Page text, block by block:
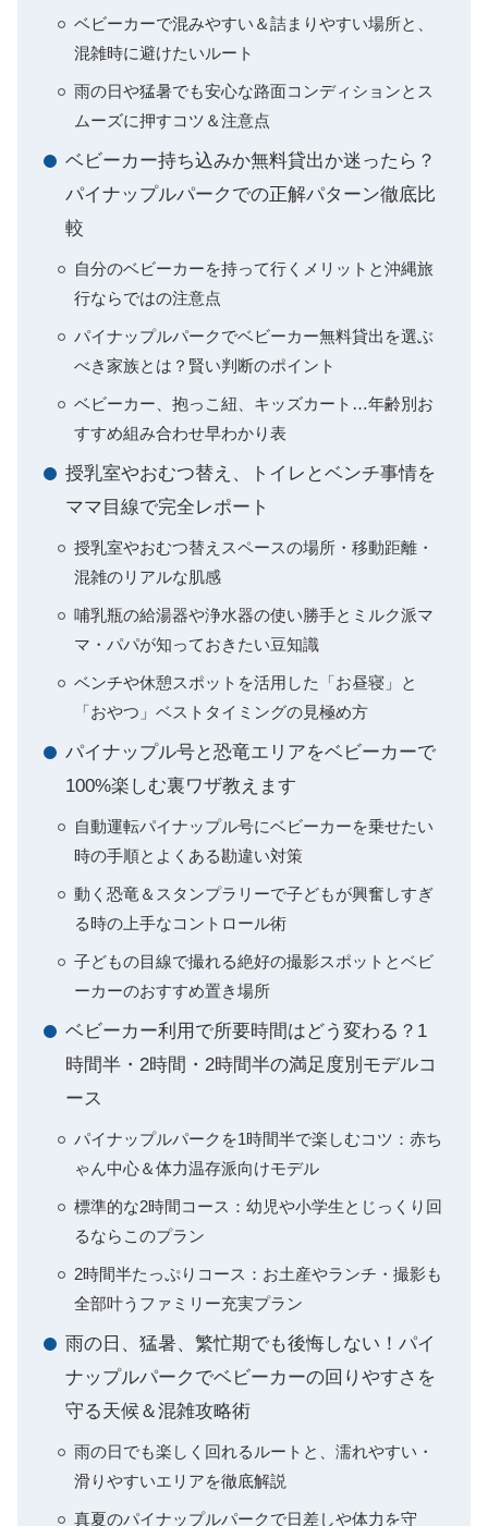
ベビーカーで混みやすい＆詰まりやすい場所と、
混雑時に避けたいルート
雨の日や猛暑でも安心な路面コンディションとス
ムーズに押すコツ＆注意点
ベビーカー持ち込みか無料貸出か迷ったら？
パイナップルパークでの正解パターン徹底比
較
自分のベビーカーを持って行くメリットと沖縄旅
行ならではの注意点
パイナップルパークでベビーカー無料貸出を選ぶ
べき家族とは？賢い判断のポイント
ベビーカー、抱っこ紐、キッズカート…年齢別お
すすめ組み合わせ早わかり表
授乳室やおむつ替え、トイレとベンチ事情を
ママ目線で完全レポート
授乳室やおむつ替えスペースの場所・移動距離・
混雑のリアルな肌感
哺乳瓶の給湯器や浄水器の使い勝手とミルク派マ
マ・パパが知っておきたい豆知識
ベンチや休憩スポットを活用した「お昼寝」と
「おやつ」ベストタイミングの見極め方
パイナップル号と恐竜エリアをベビーカーで
100%楽しむ裏ワザ教えます
自動運転パイナップル号にベビーカーを乗せたい
時の手順とよくある勘違い対策
動く恐竜＆スタンプラリーで子どもが興奮しすぎ
る時の上手なコントロール術
子どもの目線で撮れる絶好の撮影スポットとベビ
ーカーのおすすめ置き場所
ベビーカー利用で所要時間はどう変わる？1
時間半・2時間・2時間半の満足度別モデルコ
ース
パイナップルパークを1時間半で楽しむコツ：赤ち
ゃん中心＆体力温存派向けモデル
標準的な2時間コース：幼児や小学生とじっくり回
るならこのプラン
2時間半たっぷりコース：お土産やランチ・撮影も
全部叶うファミリー充実プラン
雨の日、猛暑、繁忙期でも後悔しない！パイ
ナップルパークでベビーカーの回りやすさを
守る天候＆混雑攻略術
雨の日でも楽しく回れるルートと、濡れやすい・
滑りやすいエリアを徹底解説
真夏のパイナップルパークで日差しや体力を守